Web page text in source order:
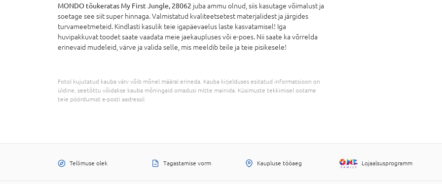
MONDO tõukeratas My First Jungle, 28062 juba ammu olnud, siis kasutage võimalust ja
soetage see siit super hinnaga. Valmistatud kvaliteetsetest materjalidest ja järgides
turvameetmeteid. Kindlasti kasulik teie igapäevaelus laste kasvatamisel! Iga
huvipakkuvat toodet saate vaadata meie jaekaupluses või e-poes. Nii saate ka võrrelda
erinevaid mudeleid, värve ja valida selle, mis meeldib teile ja teie pisikesele!
Fotol kujutatud kauba värv võib mõnel määral erineda. Kauba kirjelduses esitatud informatsioon on
üldine, seetõttu võidakse kauba mõningaid omadusi mitte mainida. Küsimuste tekkimisel ootame
teie pöördumist e-posti aadressil
Tellimuse olek Tagastamise vorm Kaupluse tööaeg Lojaalsusprogramm